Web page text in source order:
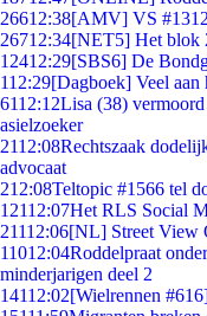
26612:38[AMV] VS #1312
26712:34[NET5] Het blok
12412:29[SBS6] De
112:29[Dagboek] Veel
6112:12Lisa (38)
asielzoeker
2112:08Rechtszaak
advocaat
212:08Teltopic #1566 tel
12112:07Het RLS Social
21112:06[NL] Street View
11012:04Roddelpraat
minderjarigen deel 2
14112:02[Wielrennen